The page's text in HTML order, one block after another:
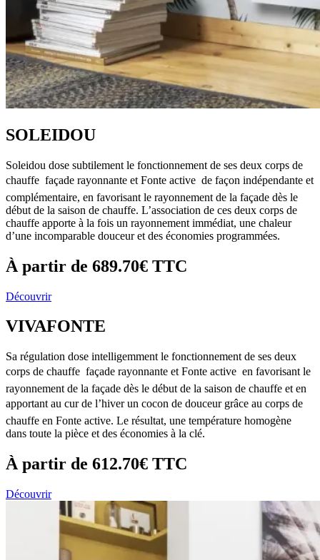
SOLEIDOU
Soleidou dose subtilement le fonctionnement de ses deux corps de
chauffe  façade rayonnante et Fonte active  de façon indépendante et
complémentaire, en favorisant le rayonnement de la façade dès le
début de la saison de chauffe. L’association de ces deux corps de
chauffe apporte à la fois un rayonnement immédiat, une chaleur
d’une incomparable douceur et des économies programmées.
À partir de 689.70€ TTC
Découvrir
VIVAFONTE
Sa régulation dose intelligemment le fonctionnement de ses deux
corps de chauffe  façade rayonnante et Fonte active  en favorisant le
rayonnement de la façade dès le début de la saison de chauffe et en
apportant au cur de l’hiver un cocon de douceur grâce au corps de
chauffe en Fonte active. Le résultat, une température homogène
dans toute la pièce et des économies à la clé.
À partir de 612.70€ TTC
Découvrir